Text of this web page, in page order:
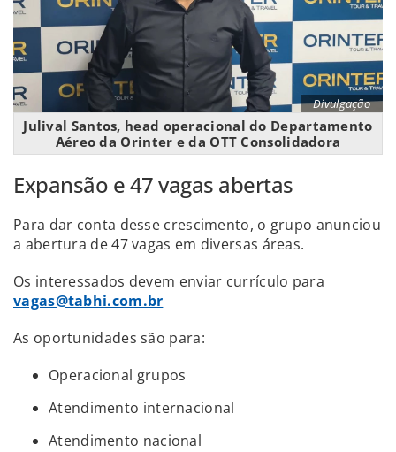
Divulgação
Julival Santos, head operacional do Departamento
Aéreo da Orinter e da OTT Consolidadora
Expansão e 47 vagas abertas
Para dar conta desse crescimento, o grupo anunciou
a abertura de 47 vagas em diversas áreas.
Os interessados devem enviar currículo para
vagas@tabhi.com.br
As oportunidades são para:
Operacional grupos
Atendimento internacional
Atendimento nacional